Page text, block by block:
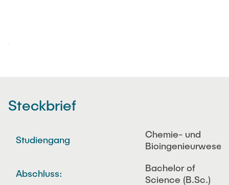
Steckbrief
Studiengang
Chemie- und
Bioingenieurwesen
Abschluss:
Bachelor of
Science (B.Sc.)